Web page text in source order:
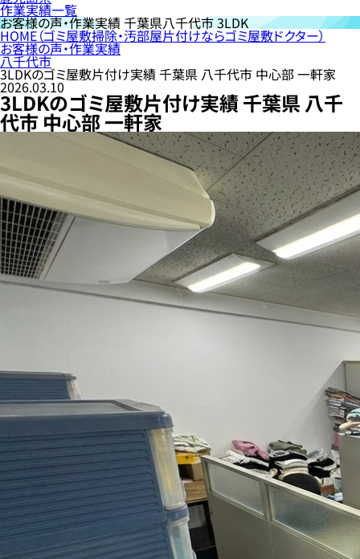
作業実績一覧
お客様の声・作業実績千葉県八千代市 3LDK
HOME（ゴミ屋敷掃除・汚部屋片付けならゴミ屋敷ドクター）
お客様の声・作業実績
八千代市
3LDKのゴミ屋敷片付け実績 千葉県 八千代市 中心部 一軒家
2026.03.10
3LDKのゴミ屋敷片付け実績 千葉県 八千
代市 中心部 一軒家